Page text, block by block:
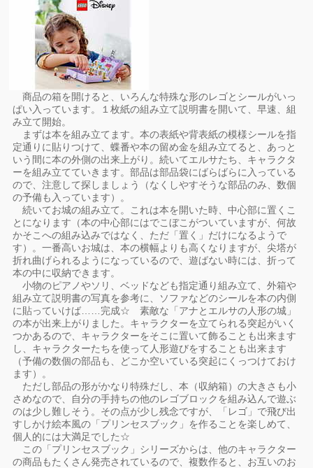
商品の箱を開けると、いろんな特殊な形のレゴとシールがいっ
ぱい入っています。１枚紙の組み立て説明書を開いて、早速、組
み立て開始。
まずは本を組み立てます。本の表紙や背表紙の模様シールを指
定通りに貼りつけて、蝶番や本の留め金を組み立てると、あっと
いう間に本の外側の出来上がり。続いてエルサたち、キャラクタ
ーを組み立てていきます。部品は部品袋にばらばらに入っている
ので、注意して探しましょう（なくしやすそうな部品のみ、数個
の予備も入っています）。
続いてお城の組み立て。これは本を開いた時、中心部に置くこ
とになります（本の中心部にはでこぼこがついていますが、何故
かそこへの組み込みではなく、ただ「置く」だけになるようで
す）。一番高いお城は、本の横幅よりも高くなりますが、尖塔が
折れ曲げられるようになっているので、遊ばない時には、折って
本の中に収納できます。
小物のピアノやソリ、ベッドなども指定通り組み立て、外箱や
組み立て説明書の写真を参考に、ソファなどのシールを本の内側
に貼っていけば……完成☆ 素敵な「アナとエルサの人形の城」
の本が出来上がりました。キャラクターを立てられる突起がいく
つかあるので、キャラクターをそこに置いて飾ることも出来ます
し、キャラクターたちを使って人形遊びをすることも出来ます
（予備の数個の部品も、どこか空いている突起にくっつけておけ
ます）。
ただし部品の形がかなり特殊だし、本（収納箱）の大きさも小
さめなので、自分の手持ちの他のレゴブロックを組み込んで遊ぶ
のは少し難しそう。その点が少し残念ですが、「レゴ」で飛び出
すしかけ絵本風の「プリンセスブック」を作ることを楽しめて、
個人的には大満足でした☆
この「プリンセスブック」シリーズからは、他のキャラクター
の商品もたくさん発売されているので、複数作ると、お互いのお